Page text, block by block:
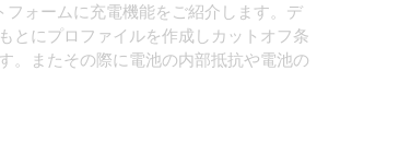
ォームに充電機能をご紹介します。デ
とにプロファイルを作成しカットオフ条
。またその際に電池の内部抵抗や電池の